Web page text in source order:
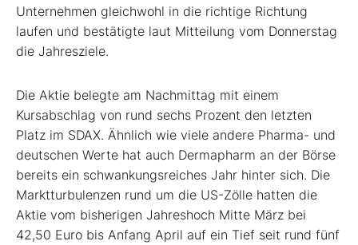
Unternehmen gleichwohl in die richtige Richtung
laufen und bestätigte laut Mitteilung vom Donnerstag
die Jahresziele.
Die Aktie belegte am Nachmittag mit einem
Kursabschlag von rund sechs Prozent den letzten
Platz im SDAX. Ähnlich wie viele andere Pharma- und
deutschen Werte hat auch Dermapharm an der Börse
bereits ein schwankungsreiches Jahr hinter sich. Die
Marktturbulenzen rund um die US-Zölle hatten die
Aktie vom bisherigen Jahreshoch Mitte März bei
42,50 Euro bis Anfang April auf ein Tief seit rund fünf